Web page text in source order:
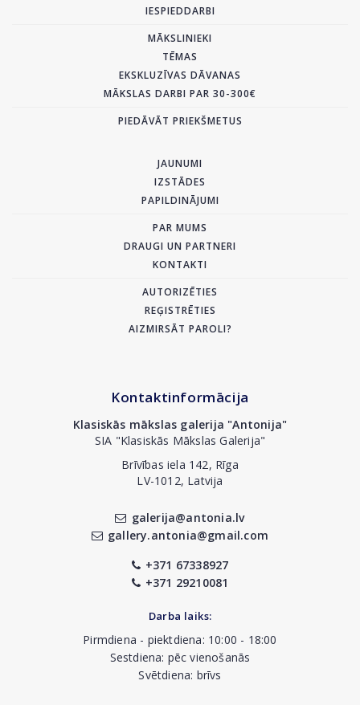
IESPIEDDARBI
MĀKSLINIEKI
TĒMAS
EKSKLUZĪVAS DĀVANAS
MĀKSLAS DARBI PAR 30-300€
PIEDĀVĀT PRIEKŠMETUS
JAUNUMI
IZSTĀDES
PAPILDINĀJUMI
PAR MUMS
DRAUGI UN PARTNERI
KONTAKTI
AUTORIZĒTIES
REĢISTRĒTIES
AIZMIRSĀT PAROLI?
Kontaktinformācija
Klasiskās mākslas galerija "Antonija"
SIA "Klasiskās Mākslas Galerija"
Brīvības iela 142, Rīga
LV-1012, Latvija
galerija@antonia.lv
gallery.antonia@gmail.com
+371 67338927
+371 29210081
Darba laiks:
Pirmdiena - piektdiena: 10:00 - 18:00
Sestdiena: pēc vienošanās
Svētdiena: brīvs